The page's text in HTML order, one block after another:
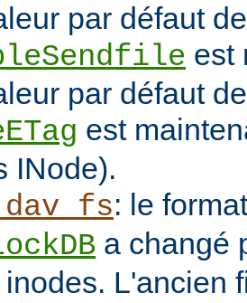
par défaut
est
par défaut
est
INode).
: le
a changé
inodes. L'ancien